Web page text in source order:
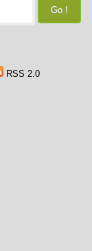
RSS 2.0